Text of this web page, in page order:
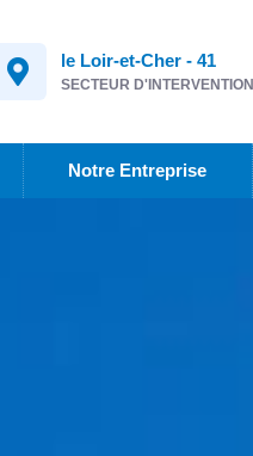
le Loir-et-Cher - 41
SECTEUR D'INTERVENTION
Notre Entreprise